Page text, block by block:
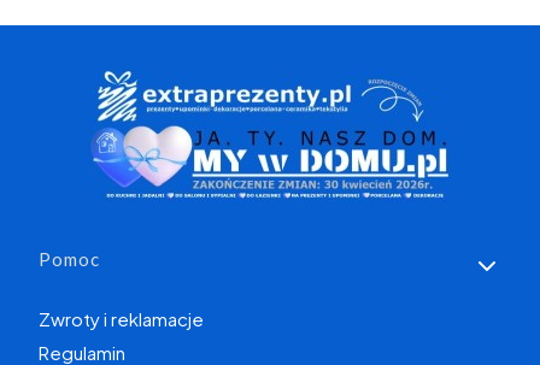
Linki w stopce
Pomoc
Zwroty i reklamacje
Regulamin